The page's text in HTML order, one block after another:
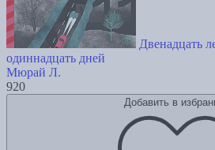
Двенадцать
одиннадцать дней
Мюрай Л.
920
Добавить в